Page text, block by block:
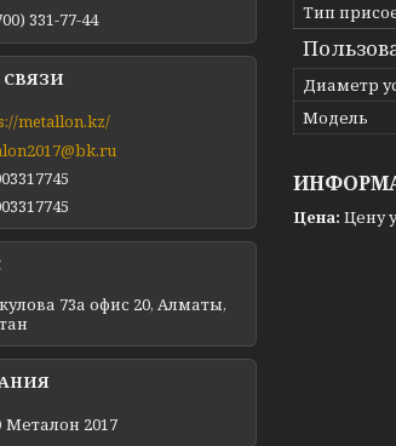
Тип
Диаметр
Модель
Цена: Цену
331-77-44
metallon.kz/
73а офис 20, Алматы,
2017